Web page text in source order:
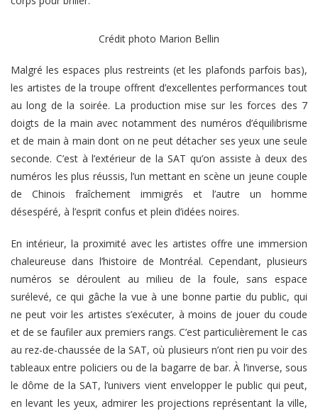
Crédit photo Marion Bellin
Malgré les espaces plus restreints (et les plafonds parfois bas),
les artistes de la troupe offrent d’excellentes performances tout
au long de la soirée. La production mise sur les forces des 7
doigts de la main avec notamment des numéros d’équilibrisme
et de main à main dont on ne peut détacher ses yeux une seule
seconde. C’est à l’extérieur de la SAT qu’on assiste à deux des
numéros les plus réussis, l’un mettant en scène un jeune couple
de Chinois fraîchement immigrés et l’autre un homme
désespéré, à l’esprit confus et plein d’idées noires.
En intérieur, la proximité avec les artistes offre une immersion
chaleureuse dans l’histoire de Montréal. Cependant, plusieurs
numéros se déroulent au milieu de la foule, sans espace
surélevé, ce qui gâche la vue à une bonne partie du public, qui
ne peut voir les artistes s’exécuter, à moins de jouer du coude
et de se faufiler aux premiers rangs. C’est particulièrement le cas
au rez-de-chaussée de la SAT, où plusieurs n’ont rien pu voir des
tableaux entre policiers ou de la bagarre de bar. À l’inverse, sous
le dôme de la SAT, l’univers vient envelopper le public qui peut,
en levant les yeux, admirer les projections représentant la ville,